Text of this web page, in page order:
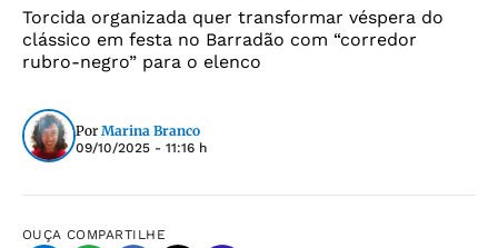
Torcida organizada quer transformar véspera do
clássico em festa no Barradão com “corredor
rubro-negro” para o elenco
Por Marina Branco
09/10/2025 - 11:16 h
OUÇA COMPARTILHE